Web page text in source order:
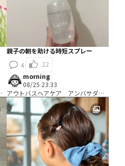
親子の朝を助ける時短スプレー
4
22
morning
08/25 23:33
アウトバスヘアケア アンバサダ
ー Ｂコース：＼使って編み出す／
ヘアアレンジ考案コース